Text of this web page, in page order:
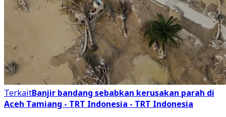
TerkaitBanjir bandang sebabkan kerusakan parah di
Aceh Tamiang - TRT Indonesia - TRT Indonesia